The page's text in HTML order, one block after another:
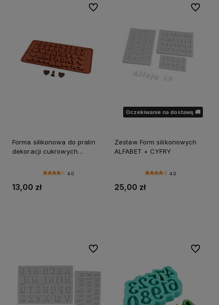
Forma silikonowa do pralin
dekoracji cukrowych
4.0
13,00 zł
Do ulubionych
Oczekiwanie na dostawę 🚚
Zestaw Form silikonowych
ALFABET + CYFRY
4.0
25,00 zł
Do
Do ulubionych Do